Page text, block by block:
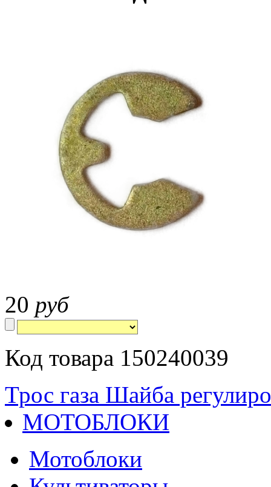
20 руб
Код товара 150240039
Трос газа Шайба
МОТОБЛОКИ
Мотоблоки